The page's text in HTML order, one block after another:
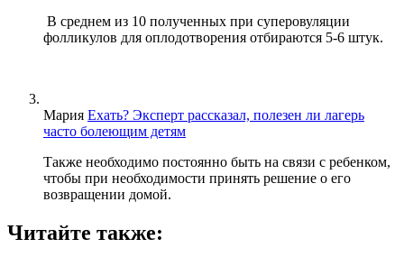
В среднем из 10 полученных при суперовуляции
фолликулов для оплодотворения отбираются 5-6 штук.
Мария Ехать? Эксперт рассказал, полезен ли лагерь
часто болеющим детям
Также необходимо постоянно быть на связи с ребенком,
чтобы при необходимости принять решение о его
возвращении домой.
Читайте также: